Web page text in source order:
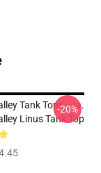
Tank Tops - Ja.
Linus Tank Top
-20%